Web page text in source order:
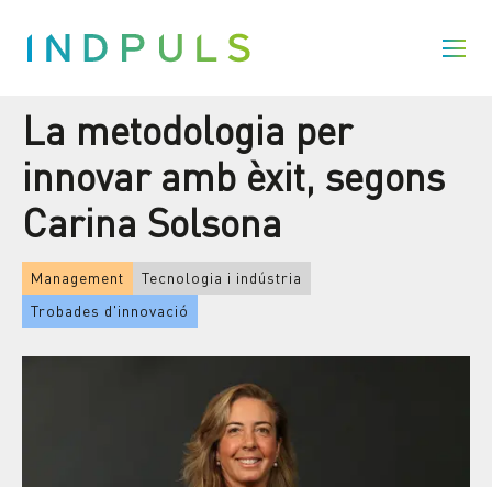
La metodologia per
innovar amb èxit, segons
Carina Solsona
Management
Tecnologia i indústria
Trobades d'innovació